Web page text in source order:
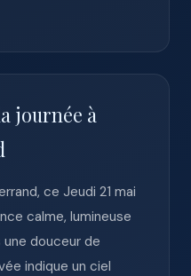
journée à
ce Jeudi 21 mai
calme, lumineuse
douceur de
indique un ciel